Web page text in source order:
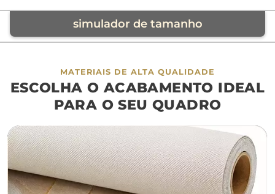
simulador de tamanho
móvel de referência
sofá cama
largura aproximada
160cm 200cm
MATERIAIS DE ALTA QUALIDADE
ESCOLHA O ACABAMENTO IDEAL
PARA O SEU QUADRO